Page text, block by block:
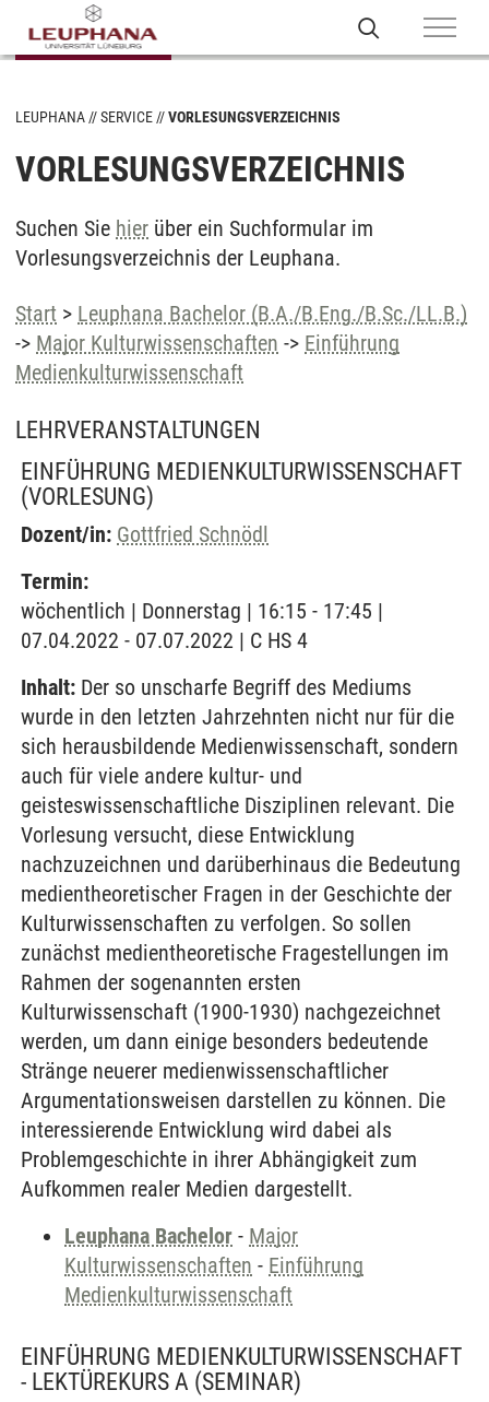
LEUPHANA SERVICE VORLESUNGSVERZEICHNIS
VORLESUNGSVERZEICHNIS
Suchen Sie hier über ein Suchformular im
Vorlesungsverzeichnis der Leuphana.
Start > Leuphana Bachelor (B.A./B.Eng./B.Sc./LL.B.)
-> Major Kulturwissenschaften -> Einführung
Medienkulturwissenschaft
LEHRVERANSTALTUNGEN
EINFÜHRUNG MEDIENKULTURWISSENSCHAFT
(VORLESUNG)
Dozent/in: Gottfried Schnödl
Termin:
wöchentlich | Donnerstag | 16:15 - 17:45 |
07.04.2022 - 07.07.2022 | C HS 4
Inhalt: Der so unscharfe Begriff des Mediums
wurde in den letzten Jahrzehnten nicht nur für die
sich herausbildende Medienwissenschaft, sondern
auch für viele andere kultur- und
geisteswissenschaftliche Disziplinen relevant. Die
Vorlesung versucht, diese Entwicklung
nachzuzeichnen und darüberhinaus die Bedeutung
medientheoretischer Fragen in der Geschichte der
Kulturwissenschaften zu verfolgen. So sollen
zunächst medientheoretische Fragestellungen im
Rahmen der sogenannten ersten
Kulturwissenschaft (1900-1930) nachgezeichnet
werden, um dann einige besonders bedeutende
Stränge neuerer medienwissenschaftlicher
Argumentationsweisen darstellen zu können. Die
interessierende Entwicklung wird dabei als
Problemgeschichte in ihrer Abhängigkeit zum
Aufkommen realer Medien dargestellt.
Leuphana Bachelor - Major
Kulturwissenschaften - Einführung
Medienkulturwissenschaft
EINFÜHRUNG MEDIENKULTURWISSENSCHAFT
- LEKTÜREKURS A (SEMINAR)